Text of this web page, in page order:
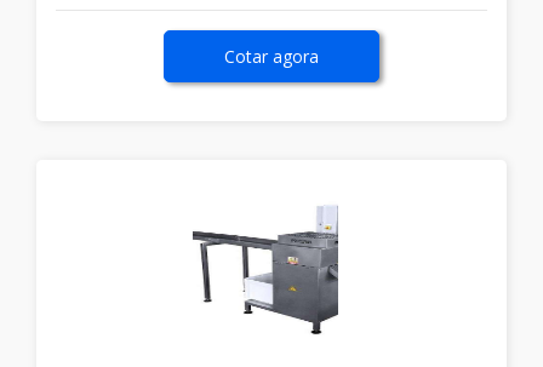
Cotar agora